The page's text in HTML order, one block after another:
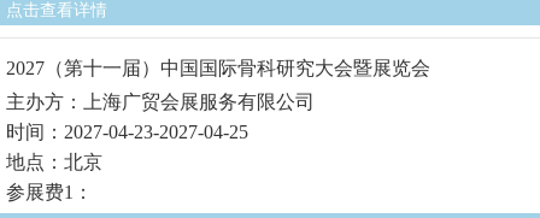
点击查看详情
2027（第十一届）中国国际骨科研究大会暨展览会
主办方：上海广贸会展服务有限公司
时间：2027-04-23-2027-04-25
地点：北京
参展费1：